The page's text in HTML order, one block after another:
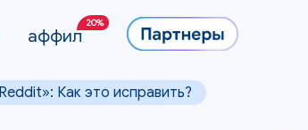
аффил
20%
Как это исправить?